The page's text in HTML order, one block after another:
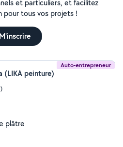
et particuliers, et facilitez
pour tous vos projets !
M'inscrire
Auto-entrepreneur
(LIKA peinture)
plâtre